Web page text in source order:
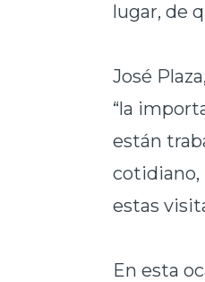
lugar, de
José
“la
están
cotidiano,
estas
En esta